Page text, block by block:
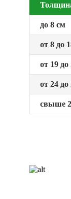
до 8 см
от 8 до
от 19 до
от 24 до
свыше